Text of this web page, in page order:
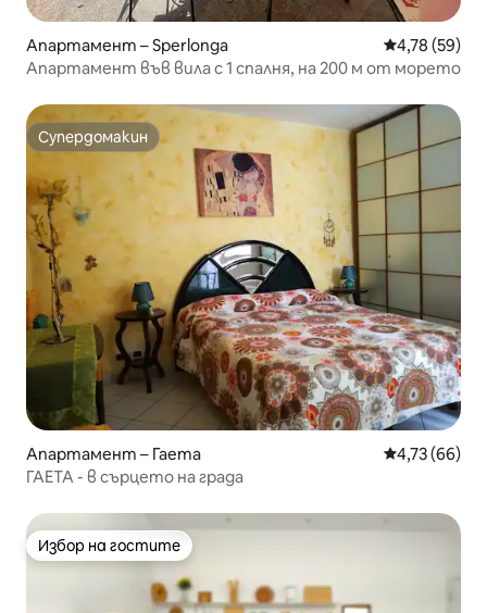
Апартамент – Sperlonga Средна
4,78 (59)
Апартамент във вила с 1 спалня, на 200 м от морето
Супердомакин
Супердомакин
Апартамент – Гаета Средна
4,73 (66)
ГАЕТА - в сърцето на града
Избор на гостите
Избор на гостите